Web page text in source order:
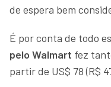
de espera bem
É por conta de todo
pelo Walmart fez
partir de US$ 78 (R$